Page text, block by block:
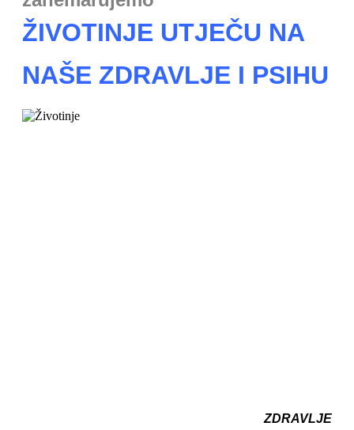
ŽIVOTINJE UTJEČU NA
NAŠE ZDRAVLJE I PSIHU
ZDRAVLJE